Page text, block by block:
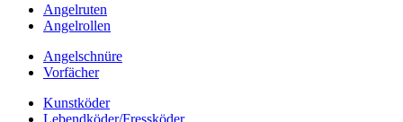
Angelruten
Angelrollen
Angelschnüre
Vorfächer
Kunstköder
Lebendköder/Fressköder